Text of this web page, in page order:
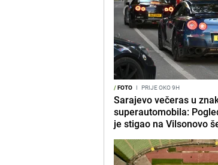
/FOTO I PRIJE OKO 9H
Sarajevo večeras u
superautomobila:
je stigao na Vilsonovo